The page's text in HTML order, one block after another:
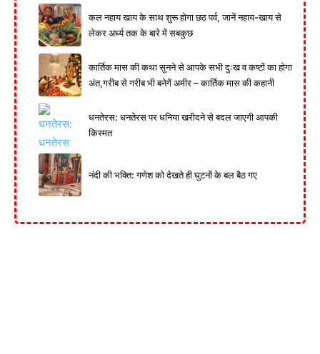
कल नहाय खाय के साथ शुरू होगा छठ पर्व, जानें नहाय-खाय से
लेकर अर्घ्य तक के बारे में सबकुछ
कार्तिक मास की कथा सुनने से आपके सभी दुःख व कष्टों का होगा
अंत,गरीब से गरीब भी बनेगें अमीर – कार्तिक मास की कहानी
धनतेरस: धनतेरस पर धनिया खरीदने से बदल जाएगी आपकी
किस्मत
नंदी की भक्ति: गणेश को देखते ही घुटनों के बल बैठ गए